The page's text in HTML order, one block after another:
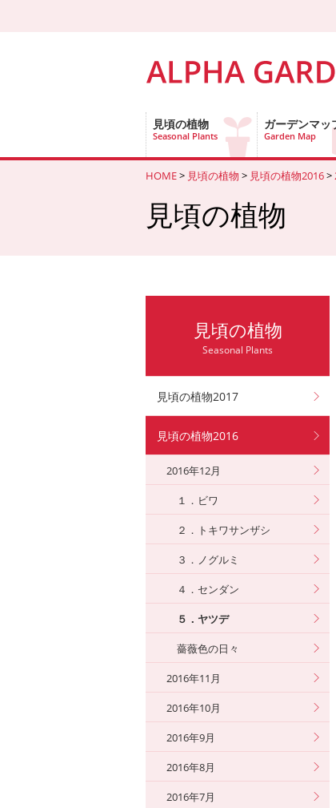
見頃の植物
Seasonal Plants
ガーデンマッ
Garden Map
HOME> 見頃の植物 > 見頃の植物2016>
見頃の植物
見頃の植物
Seasonal Plants
見頃の植物2017
見頃の植物2016
2016年12月
１．ビワ
２．トキワサンザシ
３．ノグルミ
４．センダン
５．ヤツデ
薔薇色の日々
2016年11月
2016年10月
2016年9月
2016年8月
2016年7月